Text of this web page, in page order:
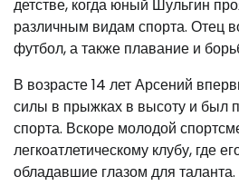
детстве, когда юный Шульгин
различным видам спорта. Отец
футбол, а также плавание и
В возрасте 14 лет Арсений
силы в прыжках в высоту и был
спорта. Вскоре молодой
легкоатлетическому клубу, где
обладавшие глазом для таланта.